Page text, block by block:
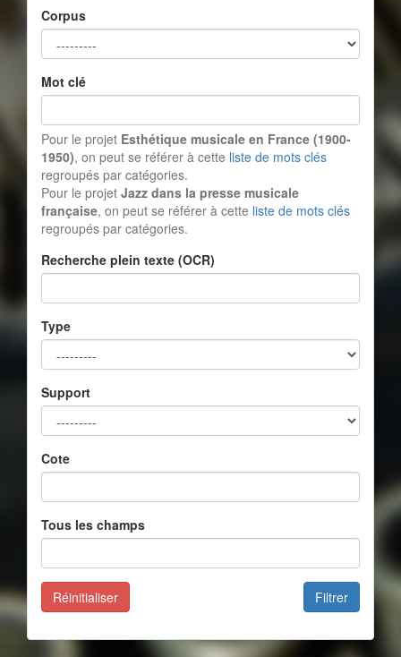
Corpus
Mot clé
Pour le projet Esthétique musicale en France (1900-
1950), on peut se référer à cette liste de mots clés
regroupés par catégories.
Pour le projet Jazz dans la presse musicale
française, on peut se référer à cette liste de mots clés
regroupés par catégories.
Recherche plein texte (OCR)
Type
Support
Cote
Tous les champs
Filtrer
Réinitialiser